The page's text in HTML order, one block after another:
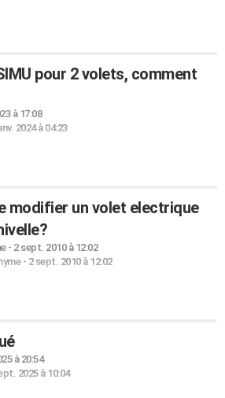
pour 2 volets, comment
à 17:08
2024 à 04:23
modifier un volet electrique
- 2 sept. 2010 à 12:02
- 2 sept. 2010 à 12:02
à 20:54
2025 à 10:04